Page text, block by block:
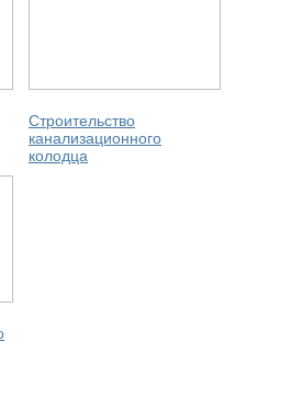
Строительство
канализационного
колодца